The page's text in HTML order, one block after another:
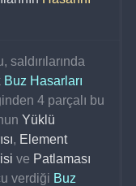
saldırılarında
Buz Hasarları
4 parçalı bu
Yüklü
, Element
ve Patlaması
verdiği Buz